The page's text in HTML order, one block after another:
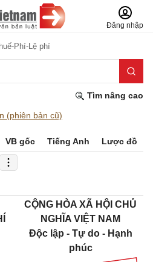
Đăng nhập
Phí-Lệ phí
Tìm nâng cao
(phiên bản cũ)
VB gốc Tiếng Anh Lược đồ
CỘNG HÒA XÃ HỘI CHỦ
NGHĨA VIỆT NAM
Độc lập - Tự do - Hạnh
phúc